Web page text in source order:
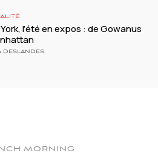
l’été en expos : de Gowanus
DESLANDES